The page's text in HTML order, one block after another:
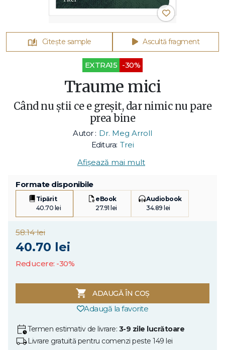
Citește sample Ascultă fragment
EXTRA15 -30%
Traume mici
Când nu știi ce e greșit, dar nimic nu pare
prea bine
Autor : Dr. Meg Arroll
Editura: Trei
Afișează mai mult
Formate disponibile
Tipărit
40.70 lei
eBook
27.91 lei
Audiobook
34.89 lei
58.14 lei
40.70 lei
Reducere: -30%
ADAUGĂ ÎN COȘ
Adaugă la favorite
Termen estimativ de livrare: 3-9 zile lucrătoare
Livrare gratuită pentru comenzi peste 149 lei